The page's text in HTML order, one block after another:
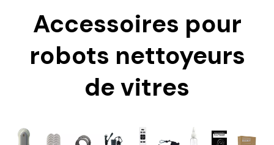
Accessoires pour
robots nettoyeurs
de vitres